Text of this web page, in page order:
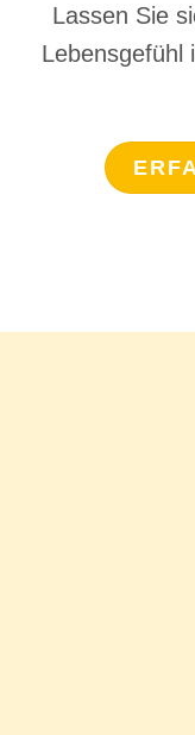
Lassen Sie
Lebensgefühl